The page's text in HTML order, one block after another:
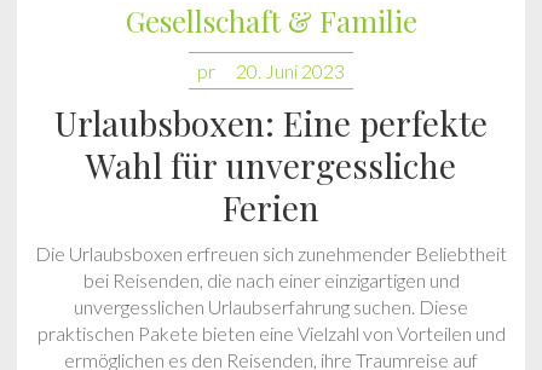
Gesellschaft & Familie
pr 20. Juni 2023
Urlaubsboxen: Eine perfekte
Wahl für unvergessliche
Ferien
Die Urlaubsboxen erfreuen sich zunehmender Beliebtheit
bei Reisenden, die nach einer einzigartigen und
unvergesslichen Urlaubserfahrung suchen. Diese
praktischen Pakete bieten eine Vielzahl von Vorteilen und
ermöglichen es den Reisenden, ihre Traumreise auf